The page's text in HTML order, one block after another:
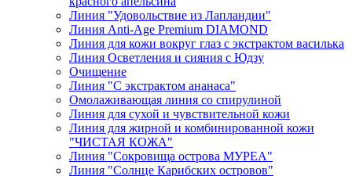
Линия "Удовольствие из Лапландии"
Линия Anti-Age Premium DIAMOND
Линия для кожи вокруг глаз с экстрактом василька
Линия Осветления и сияния с Юдзу
Очищение
Линия "С экстрактом ананаса"
Омолаживающая линия со спирулиной
Линия для сухой и чувствительной кожи
Линия для жирной и комбинированной кожи
"ЧИСТАЯ КОЖА"
Линия "Сокровища острова МУРЕА"
Линия "Солнце Карибских островов"